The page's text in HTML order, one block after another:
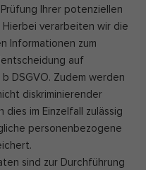
Ihrer potenziellen
verarbeiten wir die
Informationen zum
auf
b DSGVO. Zudem werden
diskriminierender
im Einzelfall zulässig
personenbezogene
sind zur Durchführung